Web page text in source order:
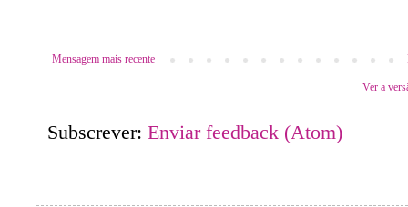
Mensagem mais recente
Ver a
Subscrever: Enviar feedback (Atom)